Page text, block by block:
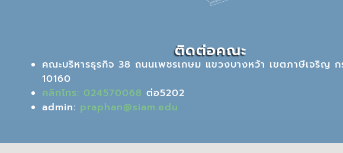
ติดต่อคณะ
คณะบริหารธุรกิจ 38 ถนนเพชรเกษม แขวงบางหว้า เขตภาษีเจริญ ก
10160
คลิกโทร: 024570068 ต่อ5202
admin: praphan@siam.edu